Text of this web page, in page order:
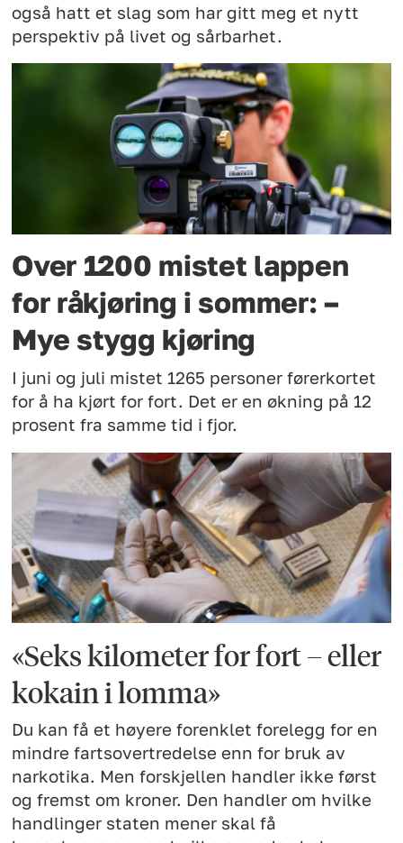
også hatt et slag som har gitt meg et nytt
perspektiv på livet og sårbarhet.
Over 1200 mistet lappen
for råkjøring i sommer: –
Mye stygg kjøring
I juni og juli mistet 1265 personer førerkortet
for å ha kjørt for fort. Det er en økning på 12
prosent fra samme tid i fjor.
«Seks kilometer for fort – eller
kokain i lomma»
Du kan få et høyere forenklet forelegg for en
mindre fartsovertredelse enn for bruk av
narkotika. Men forskjellen handler ikke først
og fremst om kroner. Den handler om hvilke
handlinger staten mener skal få